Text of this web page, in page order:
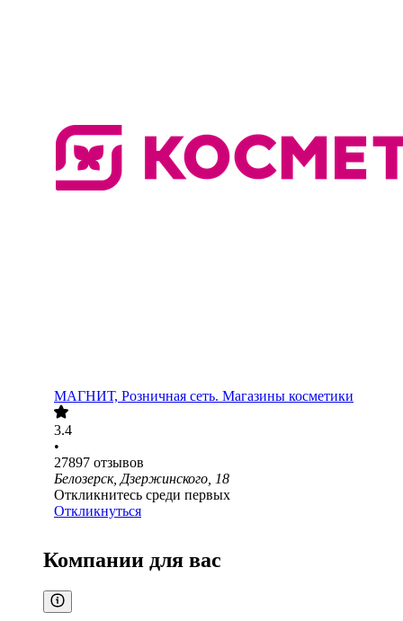
МАГНИТ, Розничная сеть. Магазины косметики
3.4
•
27897 отзывов
Белозерск, Дзержинского, 18
Откликнитесь среди первых
Откликнуться
Компании для вас